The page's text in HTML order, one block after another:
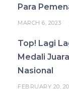
Para
MARCH 6, 2023
Top! Lagi
Medali
Nasional
FEBRUARY 20,